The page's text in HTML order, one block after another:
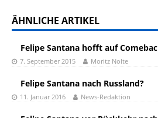
ÄHNLICHE ARTIKEL
Felipe Santana hofft auf
7. September 2015 Moritz Nolte
Felipe Santana nach Russland?
11. Januar 2016 News-Redaktion